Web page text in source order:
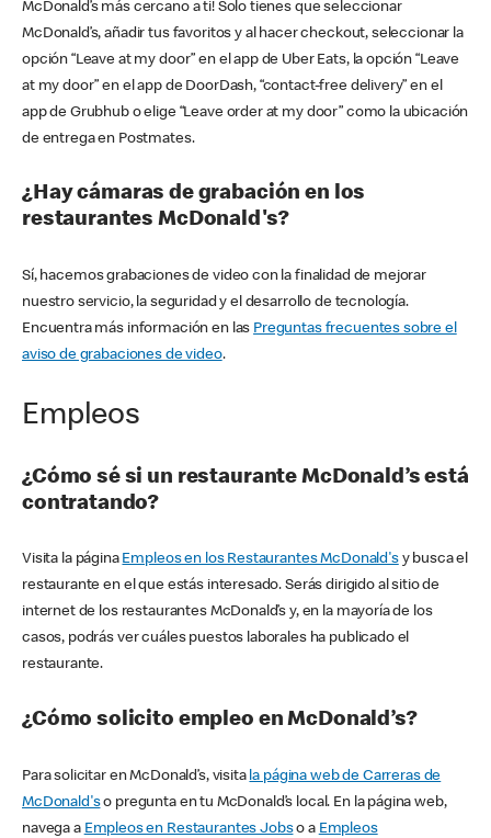
McDonald’s más cercano a ti! Solo tienes que seleccionar
McDonald’s, añadir tus favoritos y al hacer checkout, seleccionar la
opción “Leave at my door” en el app de Uber Eats, la opción “Leave
at my door” en el app de DoorDash, “contact-free delivery” en el
app de Grubhub o elige “Leave order at my door” como la ubicación
de entrega en Postmates.
¿Hay cámaras de grabación en los
restaurantes McDonald's?
Sí, hacemos grabaciones de video con la finalidad de mejorar
nuestro servicio, la seguridad y el desarrollo de tecnología.
Encuentra más información en las Preguntas frecuentes sobre el
aviso de grabaciones de video.
Empleos
¿Cómo sé si un restaurante McDonald’s está
contratando?
Visita la página Empleos en los Restaurantes McDonald'sy busca el
restaurante en el que estás interesado. Serás dirigido al sitio de
internet de los restaurantes McDonald’s y, en la mayoría de los
casos, podrás ver cuáles puestos laborales ha publicado el
restaurante.
¿Cómo solicito empleo en McDonald’s?
Para solicitar en McDonald’s, visita la página web de Carreras de
McDonald'so pregunta en tu McDonald’s local. En la página web,
navega a Empleos en Restaurantes Jobso a Empleos